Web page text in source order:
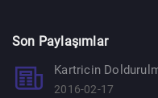
Son Paylaşımlar
Kartricin
2016-02-17